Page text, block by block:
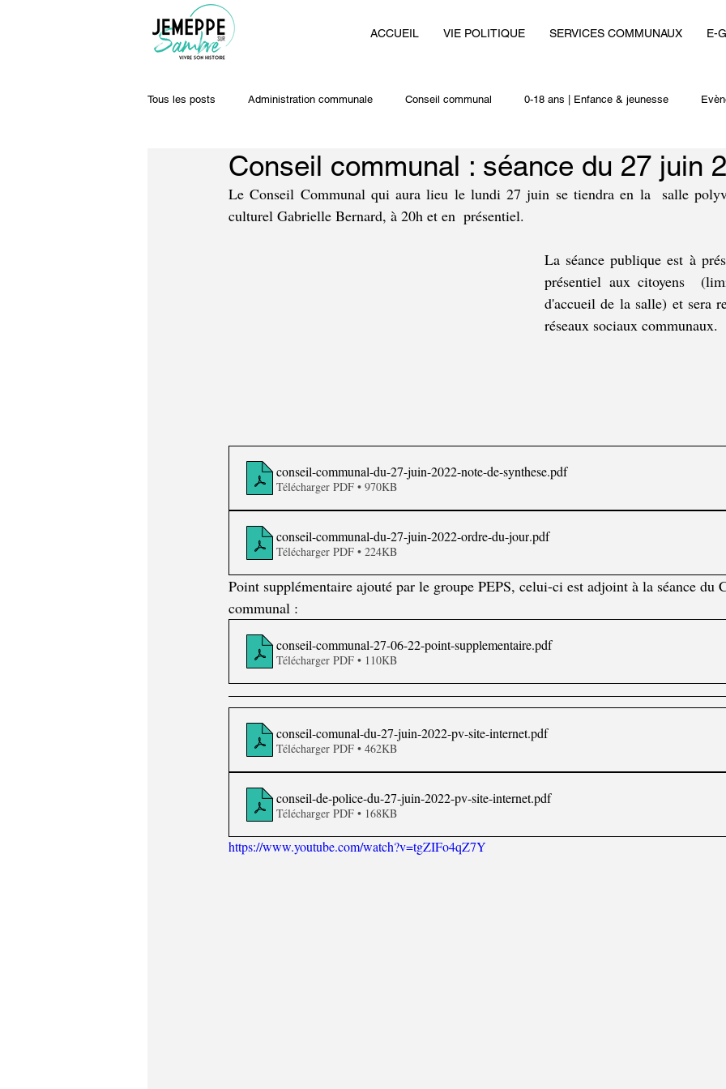
ACCUEIL VIE POLITIQUE SERVICES COMMUNAUX E-
Tous les posts Administration communale Conseil communal 0-18 ans | Enfance & jeunesse
Travaux & voiries Offres d'emploi Autres actualités
Conseil communal : séance du 27 juin
Le Conseil Communal qui aura lieu le lundi 27 juin se tiendra en la  salle
culturel Gabrielle Bernard, à 20h et en  présentiel.
La séance publique est à
présentiel aux citoyens
d'accueil de la salle) et sera
réseaux sociaux communaux.
conseil-communal-du-27-juin-2022-note-de-synthese.pdf
Télécharger PDF • 970KB
conseil-communal-du-27-juin-2022-ordre-du-jour.pdf
Télécharger PDF • 224KB
Point supplémentaire ajouté par le groupe PEPS, celui-ci est adjoint à la séance du
communal :
conseil-communal-27-06-22-point-supplementaire.pdf
Télécharger PDF • 110KB
conseil-comunal-du-27-juin-2022-pv-site-internet.pdf
Télécharger PDF • 462KB
conseil-de-police-du-27-juin-2022-pv-site-internet.pdf
Télécharger PDF • 168KB
https://www.youtube.com/watch?v=tgZIFo4qZ7Y